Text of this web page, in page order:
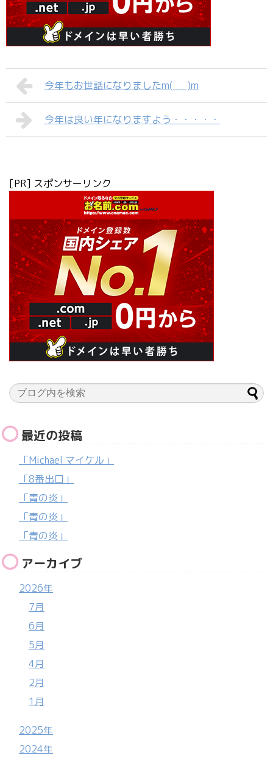
今年もお世話になりましたm(_ _)m
今年は良い年になりますよう・・・・・
[PR] スポンサーリンク
最近の投稿
「Michael マイケル」
「8番出口」
「青の炎」
「青の炎」
「青の炎」
アーカイブ
2026年
7月
6月
5月
4月
2月
1月
2025年
2024年